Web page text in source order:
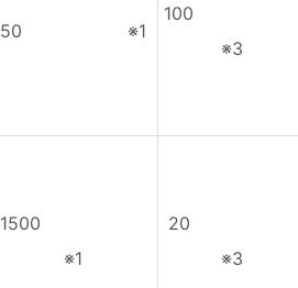
50 ※1
100
※3
1500
※1
20
※3